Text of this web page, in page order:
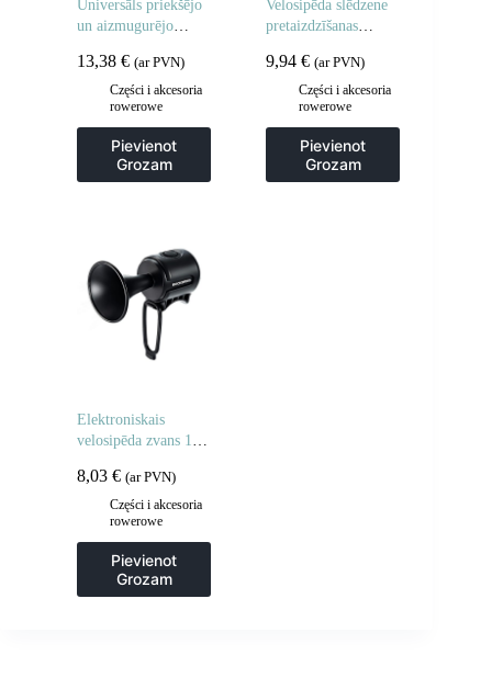
Universāls priekšējo
un aizmugurējo
komplekts 24-28
collu riteņiem –
melns
13,38 € (ar PVN)
Części i akcesoria
rowerowe
Pievienot
Grozam
Velosipēda slēdzene
pretaizdzīšanas
velosipēdiem un
motocikliem, 2
atslēgas
9,94€ (ar PVN)
Części i akcesoria
rowerowe
Pievienot
Grozam
Elektroniskais
velosipēda zvans 120
8,03 € (ar PVN)
Części i akcesoria
rowerowe
Pievienot
Grozam